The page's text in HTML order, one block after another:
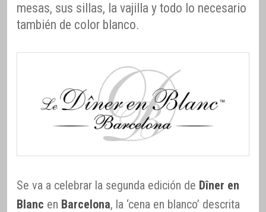
mesas, sus sillas, la vajilla y todo lo necesario
también de color blanco.
Se va a celebrar la segunda edición de Dîner en
Blanc en Barcelona, la ‘cena en blanco’ descrita